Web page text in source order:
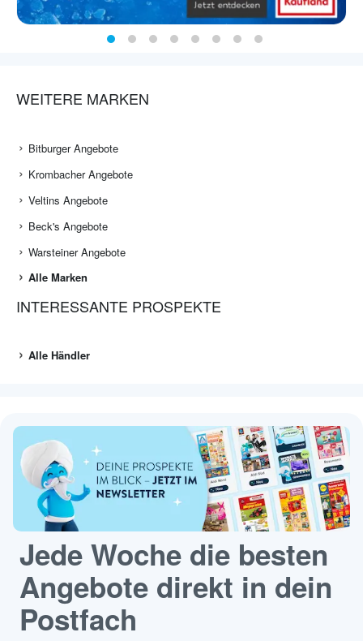
WEITERE MARKEN
Bitburger Angebote
Krombacher Angebote
Veltins Angebote
Beck's Angebote
Warsteiner Angebote
Alle Marken
INTERESSANTE PROSPEKTE
Alle Händler
Jede Woche die besten
Angebote direkt in dein
Postfach